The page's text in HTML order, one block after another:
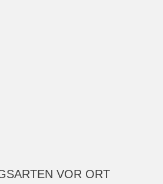
VOR ORT